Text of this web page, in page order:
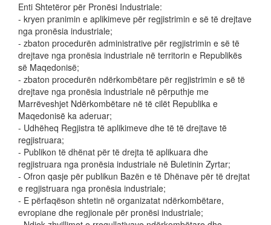
Enti Shtetëror për Pronësi Industriale:
- kryen pranimin e aplikimeve për regjistrimin e së të drejtave
nga pronësia industriale;
- zbaton procedurën administrative për regjistrimin e së të
drejtave nga pronësia industriale në territorin e Republikës
së Maqedonisë;
- zbaton procedurën ndërkombëtare për regjistrimin e së të
drejtave nga pronësia industriale në përputhje me
Marrëveshjet Ndërkombëtare në të cilët Republika e
Maqedonisë ka aderuar;
- Udhëheq Regjistra të aplikimeve dhe të të drejtave të
regjistruara;
- Publikon të dhënat për të drejta të aplikuara dhe
regjistruara nga pronësia industriale në Buletinin Zyrtar;
- Ofron qasje për publikun Bazën e të Dhënave për të drejtat
e regjistruara nga pronësia industriale;
- E përfaqëson shtetin në organizatat ndërkombëtare,
evropiane dhe regjionale për pronësi industriale;